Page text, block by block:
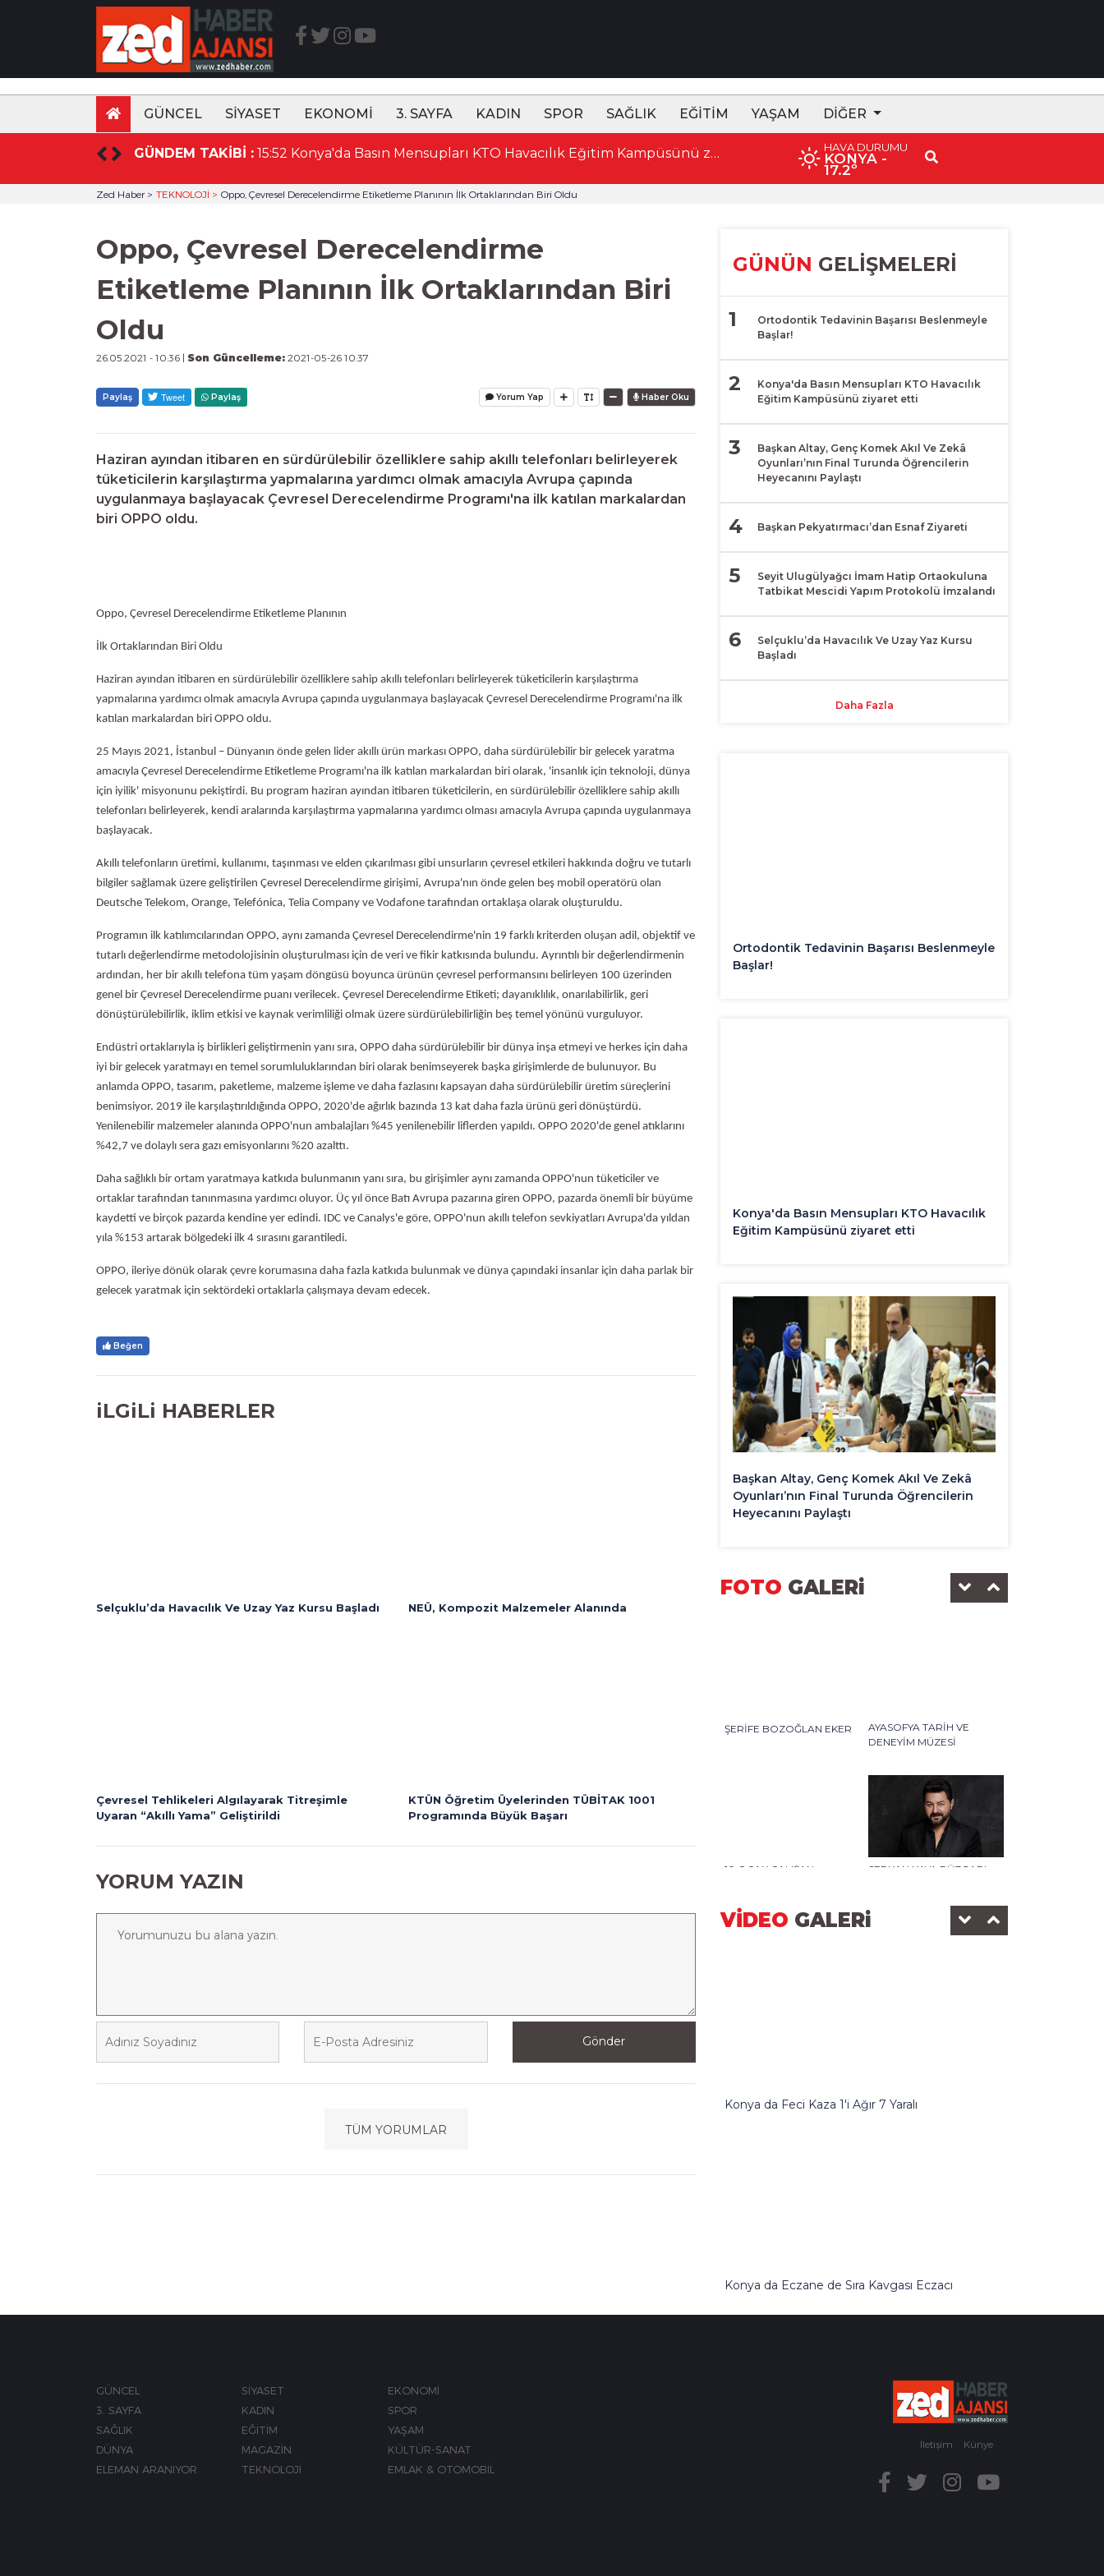
GÜNCEL SİYASET EKONOMİ 3. SAYFA KADIN SPOR SAĞLIK EĞİTİM YAŞAM DIĞER
GÜNDEM TAKİBİ :
15:52 Konya'da Basın Mensupları KTO Havacılık Eğitim Kampüsünü ziyaret etti 15:49 Başkan Altay, Genç Komek Akıl Ve Zekâ Oyunları’nın Final Turunda Öğrencilerin Heyecanını Paylaştı 15:47 Başkan Pekyatırmacı’dan Esnaf Ziyareti
HAVA DURUMU
KONYA -
17.2º
Zed Haber > TEKNOLOJİ > Oppo, Çevresel Derecelendirme Etiketleme Planının İlk Ortaklarından Biri Oldu
Oppo, Çevresel Derecelendirme
Etiketleme Planının İlk Ortaklarından Biri
Oldu
26.05.2021 - 10:36 | Son Güncelleme: 2021-05-26 10:37
Paylaş Paylaş Yorum Yap Haber Oku
Haziran ayından itibaren en sürdürülebilir özelliklere sahip akıllı telefonları belirleyerek
tüketicilerin karşılaştırma yapmalarına yardımcı olmak amacıyla Avrupa çapında
uygulanmaya başlayacak Çevresel Derecelendirme Programı'na ilk katılan markalardan
biri OPPO oldu.
Oppo, Çevresel Derecelendirme Etiketleme Planının
İlk Ortaklarından Biri Oldu
Haziran ayından itibaren en sürdürülebilir özelliklere sahip akıllı telefonları belirleyerek tüketicilerin karşılaştırma
yapmalarına yardımcı olmak amacıyla Avrupa çapında uygulanmaya başlayacak Çevresel Derecelendirme Programı'na ilk
katılan markalardan biri OPPO oldu.
25 Mayıs 2021, İstanbul – Dünyanın önde gelen lider akıllı ürün markası OPPO, daha sürdürülebilir bir gelecek yaratma
amacıyla Çevresel Derecelendirme Etiketleme Programı'na ilk katılan markalardan biri olarak, 'insanlık için teknoloji, dünya
için iyilik' misyonunu pekiştirdi. Bu program haziran ayından itibaren tüketicilerin, en sürdürülebilir özelliklere sahip akıllı
telefonları belirleyerek, kendi aralarında karşılaştırma yapmalarına yardımcı olması amacıyla Avrupa çapında uygulanmaya
başlayacak.
Akıllı telefonların üretimi, kullanımı, taşınması ve elden çıkarılması gibi unsurların çevresel etkileri hakkında doğru ve tutarlı
bilgiler sağlamak üzere geliştirilen Çevresel Derecelendirme girişimi, Avrupa'nın önde gelen beş mobil operatörü olan
Deutsche Telekom, Orange, Telefónica, Telia Company ve Vodafone tarafından ortaklaşa olarak oluşturuldu.
Programın ilk katılımcılarından OPPO, aynı zamanda Çevresel Derecelendirme'nin 19 farklı kriterden oluşan adil, objektif ve
tutarlı değerlendirme metodolojisinin oluşturulması için de veri ve fikir katkısında bulundu. Ayrıntılı bir değerlendirmenin
ardından, her bir akıllı telefona tüm yaşam döngüsü boyunca ürünün çevresel performansını belirleyen 100 üzerinden
genel bir Çevresel Derecelendirme puanı verilecek. Çevresel Derecelendirme Etiketi; dayanıklılık, onarılabilirlik, geri
dönüştürülebilirlik, iklim etkisi ve kaynak verimliliği olmak üzere sürdürülebilirliğin beş temel yönünü vurguluyor.
Endüstri ortaklarıyla iş birlikleri geliştirmenin yanı sıra, OPPO daha sürdürülebilir bir dünya inşa etmeyi ve herkes için daha
iyi bir gelecek yaratmayı en temel sorumluluklarından biri olarak benimseyerek başka girişimlerde de bulunuyor. Bu
anlamda OPPO, tasarım, paketleme, malzeme işleme ve daha fazlasını kapsayan daha sürdürülebilir üretim süreçlerini
benimsiyor. 2019 ile karşılaştırıldığında OPPO, 2020'de ağırlık bazında 13 kat daha fazla ürünü geri dönüştürdü.
Yenilenebilir malzemeler alanında OPPO'nun ambalajları %45 yenilenebilir liflerden yapıldı. OPPO 2020'de genel atıklarını
%42,7 ve dolaylı sera gazı emisyonlarını %20 azalttı.
Daha sağlıklı bir ortam yaratmaya katkıda bulunmanın yanı sıra, bu girişimler aynı zamanda OPPO'nun tüketiciler ve
ortaklar tarafından tanınmasına yardımcı oluyor. Üç yıl önce Batı Avrupa pazarına giren OPPO, pazarda önemli bir büyüme
kaydetti ve birçok pazarda kendine yer edindi. IDC ve Canalys'e göre, OPPO'nun akıllı telefon sevkiyatları Avrupa'da yıldan
yıla %153 artarak bölgedeki ilk 4 sırasını garantiledi.
OPPO, ileriye dönük olarak çevre korumasına daha fazla katkıda bulunmak ve dünya çapındaki insanlar için daha parlak bir
gelecek yaratmak için sektördeki ortaklarla çalışmaya devam edecek.
Beğen
iLGiLi HABERLER
Selçuklu’da Havacılık Ve Uzay Yaz Kursu Başladı NEÜ, Kompozit Malzemeler Alanında
Çevresel Tehlikeleri Algılayarak Titreşimle
Uyaran “Akıllı Yama” Geliştirildi
KTÜN Öğretim Üyelerinden TÜBİTAK 1001
Programında Büyük Başarı
YORUM YAZIN
Gönder
TÜM YORUMLAR
GÜNÜN GELİŞMELERİ
1
Ortodontik Tedavinin Başarısı Beslenmeyle
Başlar!
2
Konya'da Basın Mensupları KTO Havacılık
Eğitim Kampüsünü ziyaret etti
3
Başkan Altay, Genç Komek Akıl Ve Zekâ
Oyunları’nın Final Turunda Öğrencilerin
Heyecanını Paylaştı
4 Başkan Pekyatırmacı’dan Esnaf Ziyareti
5
Seyit Ulugülyağcı İmam Hatip Ortaokuluna
Tatbikat Mescidi Yapım Protokolü İmzalandı
6
Selçuklu’da Havacılık Ve Uzay Yaz Kursu
Başladı
Daha Fazla
Ortodontik Tedavinin Başarısı Beslenmeyle
Başlar!
Konya'da Basın Mensupları KTO Havacılık
Eğitim Kampüsünü ziyaret etti
Başkan Altay, Genç Komek Akıl Ve Zekâ
Oyunları’nın Final Turunda Öğrencilerin
Heyecanını Paylaştı
FOTO GALERi
ŞERİFE BOZOĞLAN EKER
AYASOFYA TARİH VE
DENEYİM MÜZESİ
10 OCAK ÇALIŞAN
SERKAN KAYA RÜZGARI
VİDEO GALERi
Konya da Feci Kaza 1'i Ağır 7 Yaralı
Konya da Eczane de Sıra Kavgası Eczacı
GÜNCEL SİYASET
EKONOMİ
3. SAYFA
KADIN
SPOR
SAĞLIK
EĞİTİM
YAŞAM
DÜNYA
MAGAZİN
KÜLTÜR-SANAT
ELEMAN ARANIYOR
TEKNOLOJİ EMLAK & OTOMOBİL
İletişim Künye